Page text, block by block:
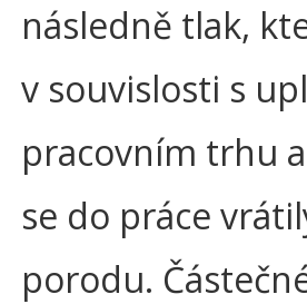
následně tlak,
v souvislosti s
pracovním trhu
se do práce
porodu.